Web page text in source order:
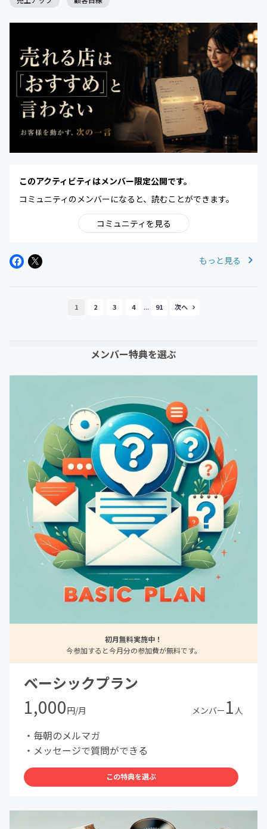
このアクティビティはメンバー限定公開です。
コミュニティのメンバーになると、読むことができます。
コミュニティを見る
もっと見る
1 2 3 4 ... 91
メンバー特典を選ぶ
初月無料実施中！
今参加すると今月分の参加費が無料です。
ベーシックプラン
1,000円/月 メンバー1 人
・毎朝のメルマガ
・メッセージで質問ができる
この特典を選ぶ